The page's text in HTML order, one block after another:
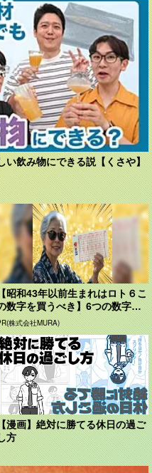
い飲み物にできる説【くさや】
昭和43年以前生まれはロト６こ
数字を買うべき】6つの数字が
完全一致」する方...
株式会社MURA)
漫画】絶対に勝てる休日の過ご
方